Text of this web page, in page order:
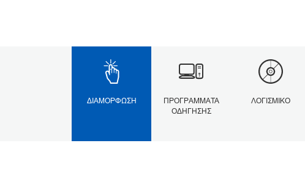
ΔΙΑΜΌΡΦΩΣΗ
ΠΡΟΓΡΆΜΜΑΤΑ
ΟΔΉΓΗΣΗΣ
ΛΟΓΙΣΜΙΚΌ